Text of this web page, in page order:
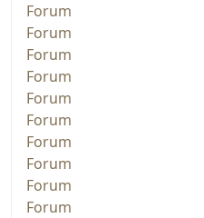
Forum
Forum
Forum
Forum
Forum
Forum
Forum
Forum
Forum
Forum